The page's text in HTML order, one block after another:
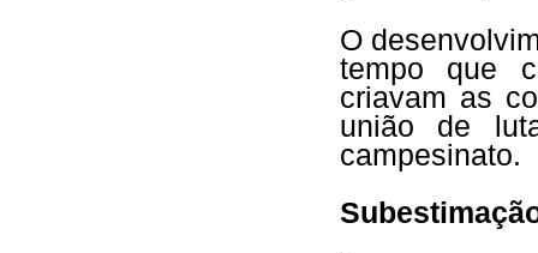
O
tempo que
criavam as
união de
campesinato.